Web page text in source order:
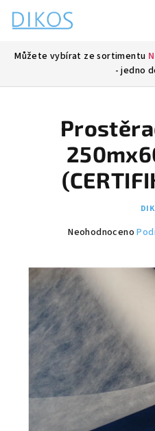
obsah
Můžete vybírat ze sortimentu
- jedno
Průměrné
0,0
5
hvězdiček.
Neohodnoceno